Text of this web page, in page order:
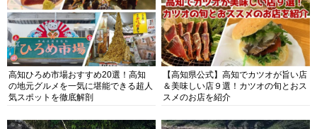
高知ひろめ市場おすすめ20選！高知
の地元グルメを一気に堪能できる超人
気スポットを徹底解剖
【高知県公式】高知でカツオが旨い店
＆美味しい店９選！カツオの旬とおス
スメのお店を紹介